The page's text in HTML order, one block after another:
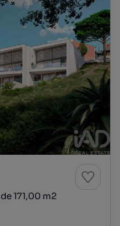
171,00 m2